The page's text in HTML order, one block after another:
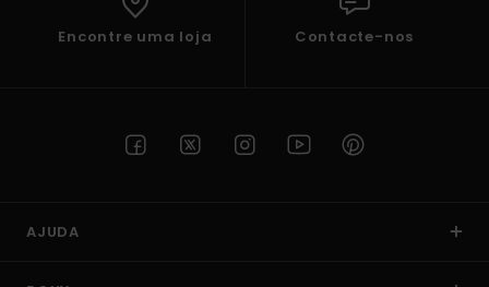
Encontre uma loja Contacte-nos
AJUDA